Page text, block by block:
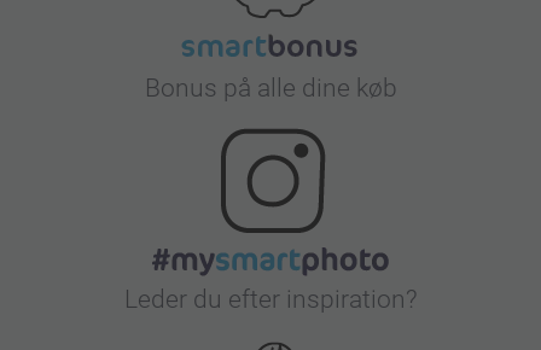
Bonus på alle dine køb
Leder du efter inspiration?